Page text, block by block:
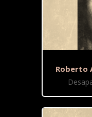
Roberto